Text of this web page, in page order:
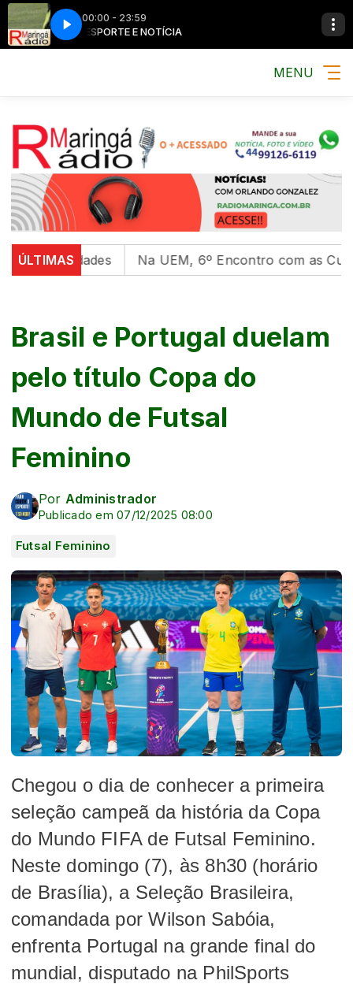
00:00 - 23:59
MÚSICA, ESPORTE E NOTÍCIA MÚSICA,
MENU
ÚLTIMAS Na UEM, 6º Encontro com as Culturas
Brasil e Portugal duelam
pelo título Copa do
Mundo de Futsal
Feminino
Por Administrador
Publicado em 07/12/2025 08:00
Futsal Feminino
Chegou o dia de conhecer a primeira
seleção campeã da história da Copa
do Mundo FIFA de Futsal Feminino.
Neste domingo (7), às 8h30 (horário
de Brasília), a Seleção Brasileira,
comandada por Wilson Sabóia,
enfrenta Portugal na grande final do
mundial, disputado na PhilSports